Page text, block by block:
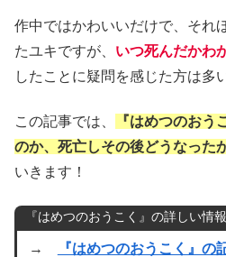
作中ではかわいいだけで、それ
たユキですが、 いつ死んだかわ
したことに疑問を感じた方は多
この記事では、
『はめつのおう
のか、死亡しその後どうなった
いきます！
『はめつのおうこく』の詳しい情
→ 『はめつのおうこく』の